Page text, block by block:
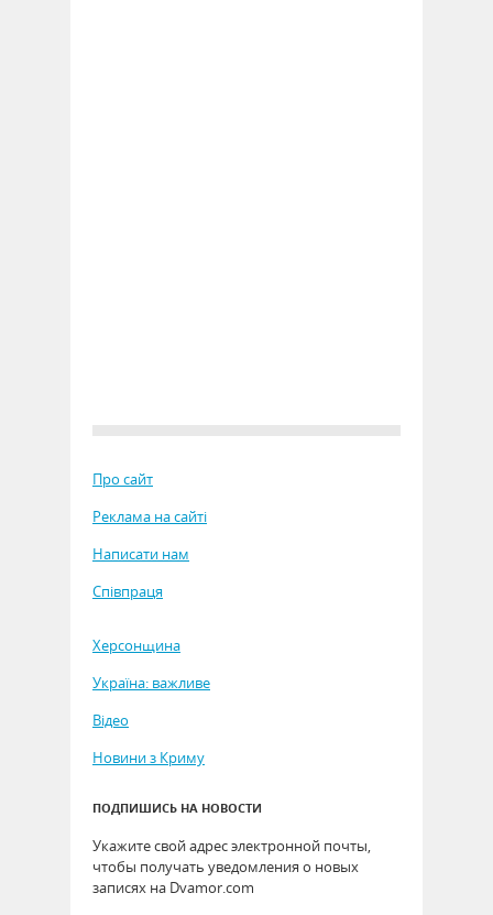
Про сайт
Реклама на сайті
Написати нам
Співпраця
Херсонщина
Україна: важливе
Відео
Новини з Криму
ПОДПИШИСЬ НА НОВОСТИ
Укажите свой адрес электронной почты,
чтобы получать уведомления о новых
записях на Dvamor.com